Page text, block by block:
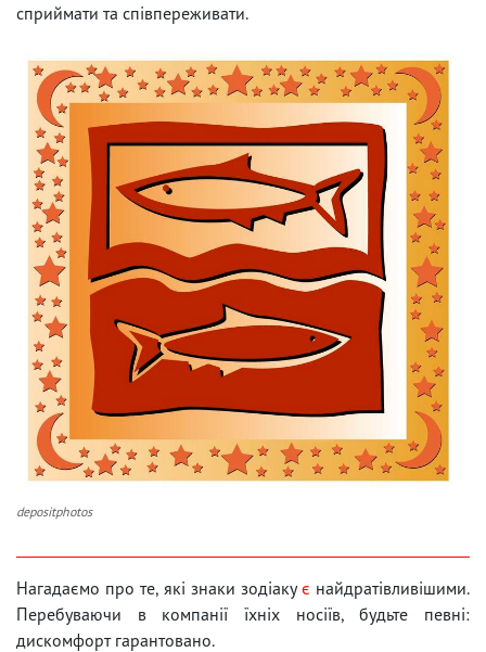
сприймати та співпереживати.
depositphotos
Нагадаємо про те, які знаки зодіакує найдратівливішими.
Перебуваючи в компанії їхніх носіїв, будьте певні:
дискомфорт гарантовано.